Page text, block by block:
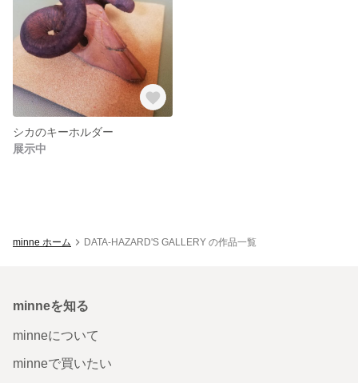
シカのキーホルダー
展示中
minne ホーム DATA-HAZARD'S GALLERY の作品一覧
minneを知る
minneについて
minneで買いたい